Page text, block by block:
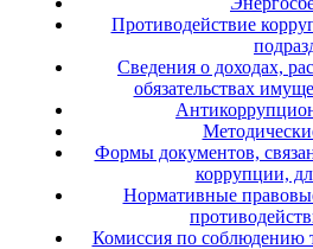
Противодействие
Сведения о доходах,
обязательствах
Формы документов,
коррупции,
Нормативные
Комиссия по соблюдению